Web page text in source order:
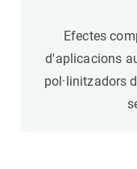
Efectes
d'aplicacions
pol·linitzadors